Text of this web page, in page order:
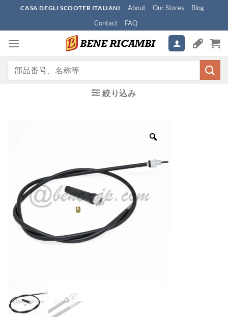
content
CASA DEGLI SCOOTER ITALIANI About Our Stores
Blog
Contact
FAQ
絞り込み